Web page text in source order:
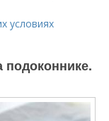
условиях
подоконнике.